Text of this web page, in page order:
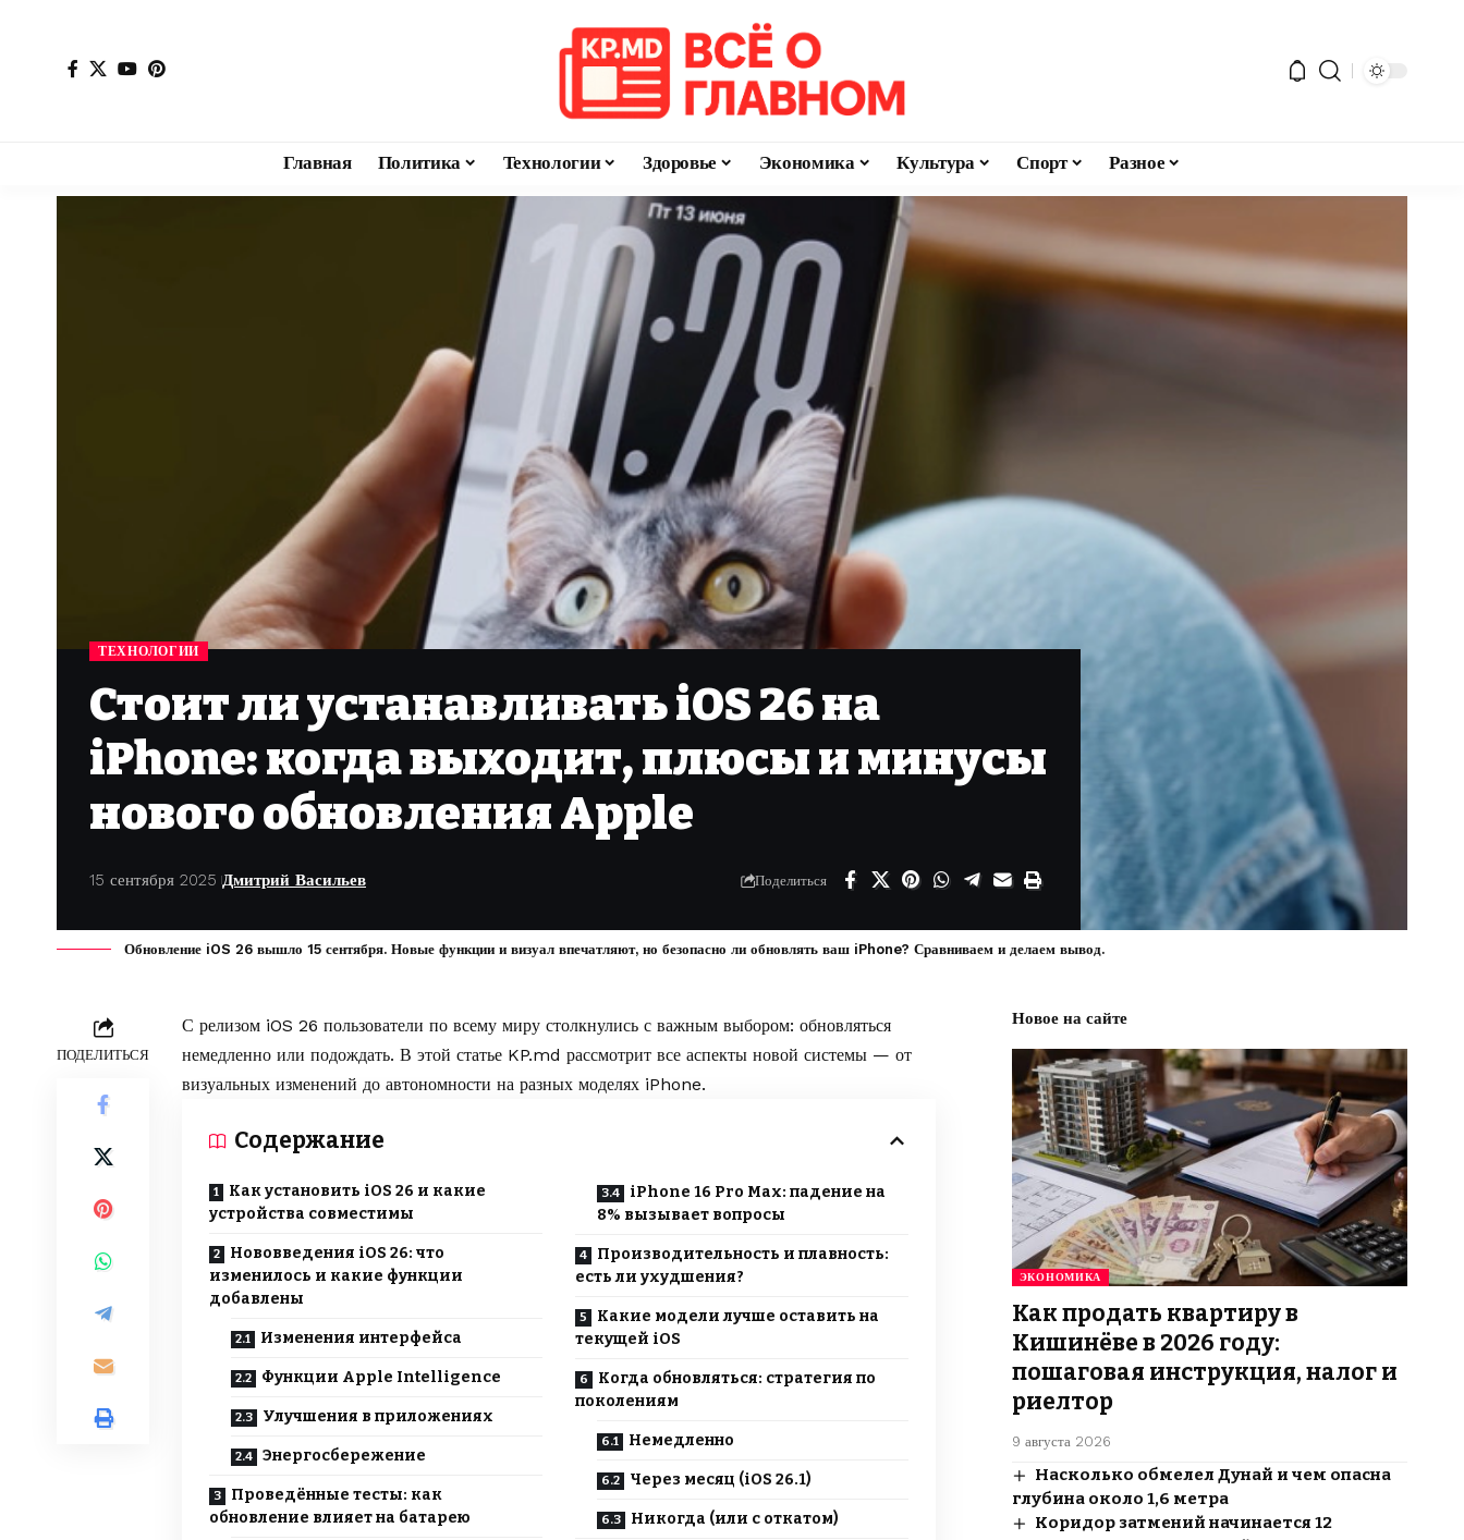
Главная Политика Технологии Здоровье Экономика Культура Спорт Разное
ТЕХНОЛОГИИ
Стоит ли устанавливать iOS 26 на
iPhone: когда выходит, плюсы и минусы
нового обновления Apple
15 сентября 2025 Дмитрий Васильев Поделиться
Обновление iOS 26 вышло 15 сентября. Новые функции и визуал впечатляют, но безопасно ли обновлять ваш iPhone? Сравниваем и делаем вывод.
ПОДЕЛИТЬСЯ
С релизом iOS 26 пользователи по всему миру столкнулись с важным выбором: обновляться
немедленно или подождать. В этой статье KP.md рассмотрит все аспекты новой системы — от
визуальных изменений до автономности на разных моделях iPhone.
Содержание
Как установить iOS 26 и какие
устройства совместимы
Нововведения iOS 26: что
изменилось и какие функции
добавлены
Изменения интерфейса
Функции Apple Intelligence
Улучшения в приложениях
Энергосбережение
Проведённые тесты: как
обновление влияет на батарею
iPhone 16 Pro Max: падение на
8% вызывает вопросы
Производительность и плавность:
есть ли ухудшения?
Какие модели лучше оставить на
текущей iOS
Когда обновляться: стратегия по
поколениям
Немедленно
Через месяц (iOS 26.1)
Никогда (или с откатом)
Новое на сайте
ЭКОНОМИКА
Как продать квартиру в
Кишинёве в 2026 году:
пошаговая инструкция, налог и
риелтор
9 августа 2026
Насколько обмелел Дунай и чем опасна
глубина около 1,6 метра
Коридор затмений начинается 12